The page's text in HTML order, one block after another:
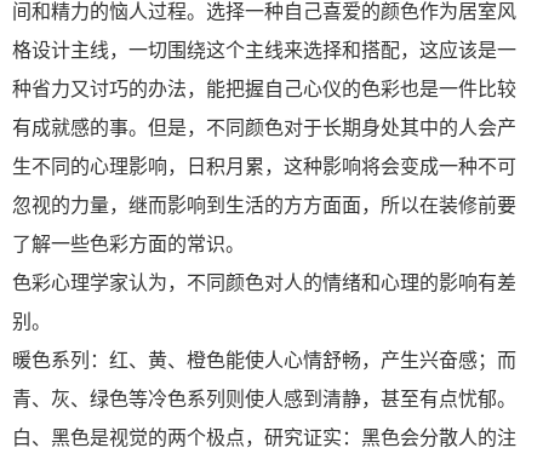
间和精力的恼人过程。选择一种自己喜爱的颜色作为居室风
格设计主线，一切围绕这个主线来选择和搭配，这应该是一
种省力又讨巧的办法，能把握自己心仪的色彩也是一件比较
有成就感的事。但是，不同颜色对于长期身处其中的人会产
生不同的心理影响，日积月累，这种影响将会变成一种不可
忽视的力量，继而影响到生活的方方面面，所以在装修前要
了解一些色彩方面的常识。
色彩心理学家认为，不同颜色对人的情绪和心理的影响有差
别。
暖色系列：红、黄、橙色能使人心情舒畅，产生兴奋感；而
青、灰、绿色等冷色系列则使人感到清静，甚至有点忧郁。
白、黑色是视觉的两个极点，研究证实：黑色会分散人的注